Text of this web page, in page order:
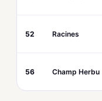
52 Racines
56 Champ Herbu